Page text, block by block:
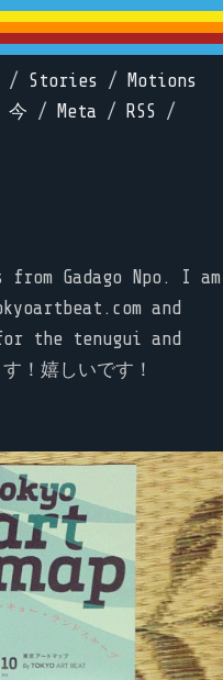
/ Stories /
Motions
今 / Meta / RSS /
Gadago Npo. I am
and
the tenugui and
！嬉しいです！